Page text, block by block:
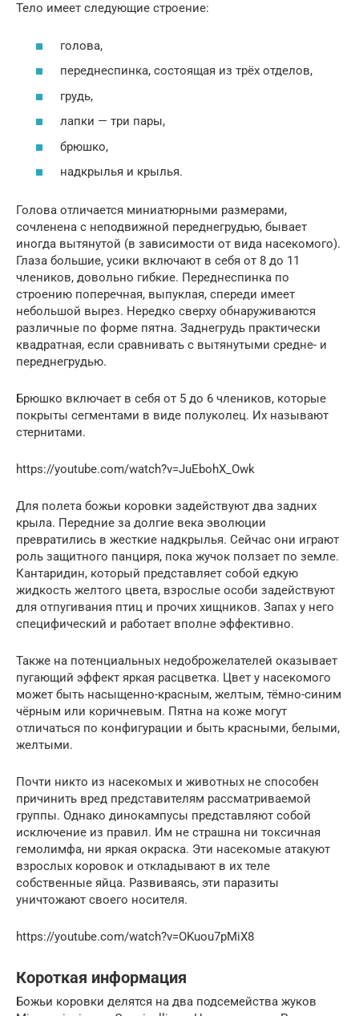
Тело имеет следующие строение:
голова,
переднеспинка, состоящая из трёх отделов,
грудь,
лапки — три пары,
брюшко,
надкрылья и крылья.
Голова отличается миниатюрными размерами,
сочленена с неподвижной переднегрудью, бывает
иногда вытянутой (в зависимости от вида насекомого).
Глаза большие, усики включают в себя от 8 до 11
члеников, довольно гибкие. Переднеспинка по
строению поперечная, выпуклая, спереди имеет
небольшой вырез. Нередко сверху обнаруживаются
различные по форме пятна. Заднегрудь практически
квадратная, если сравнивать с вытянутыми средне- и
переднегрудью.
Брюшко включает в себя от 5 до 6 члеников, которые
покрыты сегментами в виде полуколец. Их называют
стернитами.
https://youtube.com/watch?v=JuEbohX_Owk
Для полета божьи коровки задействуют два задних
крыла. Передние за долгие века эволюции
превратились в жесткие надкрылья. Сейчас они играют
роль защитного панциря, пока жучок ползает по земле.
Кантаридин, который представляет собой едкую
жидкость желтого цвета, взрослые особи задействуют
для отпугивания птиц и прочих хищников. Запах у него
специфический и работает вполне эффективно.
Также на потенциальных недоброжелателей оказывает
пугающий эффект яркая расцветка. Цвет у насекомого
может быть насыщенно-красным, желтым, тёмно-синим
чёрным или коричневым. Пятна на коже могут
отличаться по конфигурации и быть красными, белыми,
желтыми.
Почти никто из насекомых и животных не способен
причинить вред представителям рассматриваемой
группы. Однако динокампусы представляют собой
исключение из правил. Им не страшна ни токсичная
гемолимфа, ни яркая окраска. Эти насекомые атакуют
взрослых коровок и откладывают в их теле
собственные яйца. Развиваясь, эти паразиты
уничтожают своего носителя.
https://youtube.com/watch?v=OKuou7pMiX8
Короткая информация
Божьи коровки делятся на два подсемейства жуков